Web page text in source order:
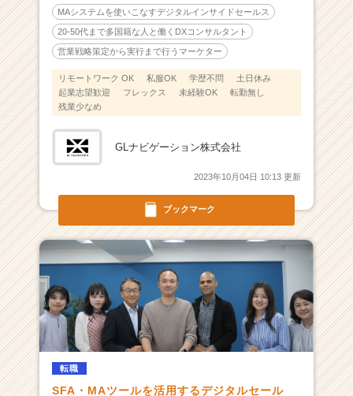
デ
ー
タ
活
用
×
企
0
0%
上
昇！
世
界
的
企
コ
ブックマーク
MAシステムを使いこなすデジタルインサイドセールス
20-50代まで多国籍な人と働くDXコンサルタント
営業戦略策定から実行まで行うマーケター
リモートワーク OK 私服OK 学歴不問
土日休み
起業志望歓迎
フレックス 未経験OK
転勤無し
残業少なめ
GLナビゲーション株式会社
2023年10月04日 10:13 更新
転職
SFA・MAツールを活用するデジタルセール